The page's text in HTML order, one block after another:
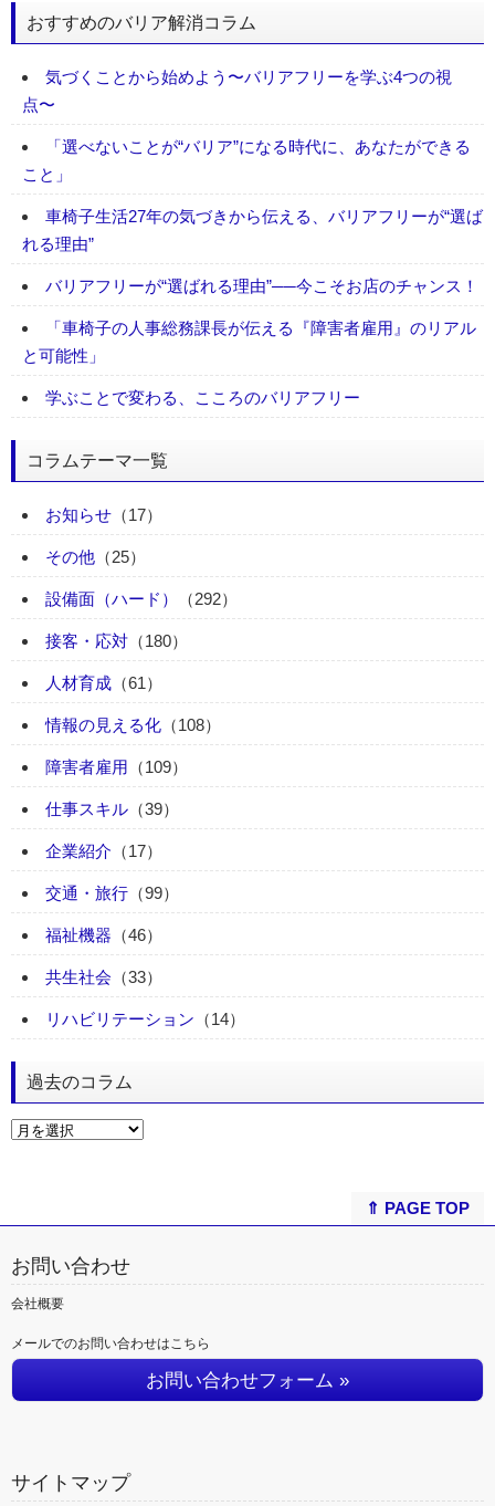
おすすめのバリア解消コラム
気づくことから始めよう〜バリアフリーを学ぶ4つの視
点〜
「選べないことが“バリア”になる時代に、あなたができる
こと」
車椅子生活27年の気づきから伝える、バリアフリーが“選ば
れる理由”
バリアフリーが“選ばれる理由”──今こそお店のチャンス！
「車椅子の人事総務課長が伝える『障害者雇用』のリアル
と可能性」
学ぶことで変わる、こころのバリアフリー
コラムテーマ一覧
お知らせ （17）
その他 （25）
設備面（ハード） （292）
接客・応対 （180）
人材育成 （61）
情報の見える化 （108）
障害者雇用 （109）
仕事スキル （39）
企業紹介 （17）
交通・旅行 （99）
福祉機器 （46）
共生社会 （33）
リハビリテーション （14）
過去のコラム
⇑ PAGE TOP
お問い合わせ
会社概要
メールでのお問い合わせはこちら
お問い合わせフォーム »
サイトマップ